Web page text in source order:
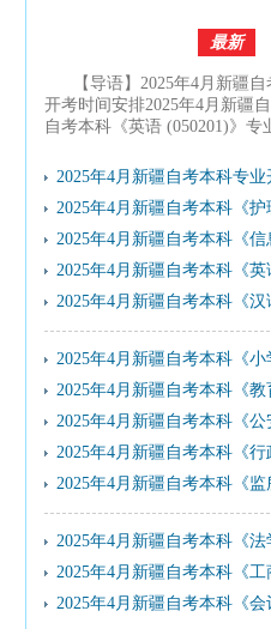
最新
【导语】2025年4月新疆
开考时间安排2025年4月新疆
自考本科《英语 (050201)》
2025年4月新疆自考本科专
2025年4月新疆自考本科《
2025年4月新疆自考本科《
2025年4月新疆自考本科《
2025年4月新疆自考本科《
2025年4月新疆自考本科《
2025年4月新疆自考本科《
2025年4月新疆自考本科《
2025年4月新疆自考本科《
2025年4月新疆自考本科《
2025年4月新疆自考本科《
2025年4月新疆自考本科《
2025年4月新疆自考本科《